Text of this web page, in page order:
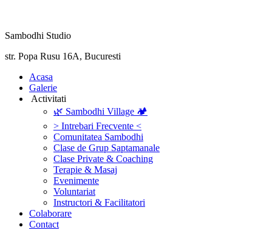
Sambodhi Studio
str. Popa Rusu 16A, Bucuresti
‎Acasa
Galerie
‎ ‎Activitati‎
🌿 Sambodhi Village 🏕️
> Intrebari Frecvente <
Comunitatea Sambodhi
Clase de Grup Saptamanale
Clase Private & Coaching
Terapie & Masaj
‎Evenimente
Voluntariat
‏‏‎Instructori & Facilitatori
Colaborare
Contact